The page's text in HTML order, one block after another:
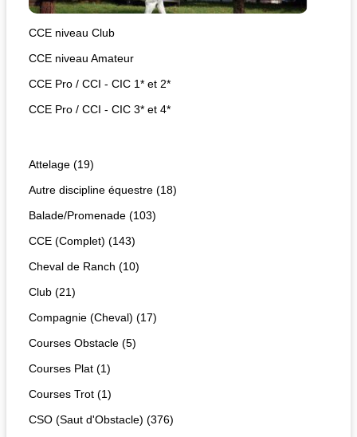
CCE niveau Club
CCE niveau Amateur
CCE Pro / CCI - CIC 1* et 2*
CCE Pro / CCI - CIC 3* et 4*
Attelage (19)
Autre discipline équestre (18)
Balade/Promenade (103)
CCE (Complet) (143)
Cheval de Ranch (10)
Club (21)
Compagnie (Cheval) (17)
Courses Obstacle (5)
Courses Plat (1)
Courses Trot (1)
CSO (Saut d'Obstacle) (376)